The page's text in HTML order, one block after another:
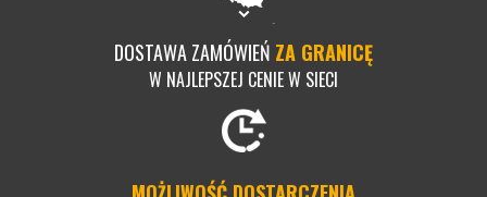
DOSTAWA ZAMÓWIEŃ ZA GRANICĘ
W NAJLEPSZEJ CENIE W SIECI